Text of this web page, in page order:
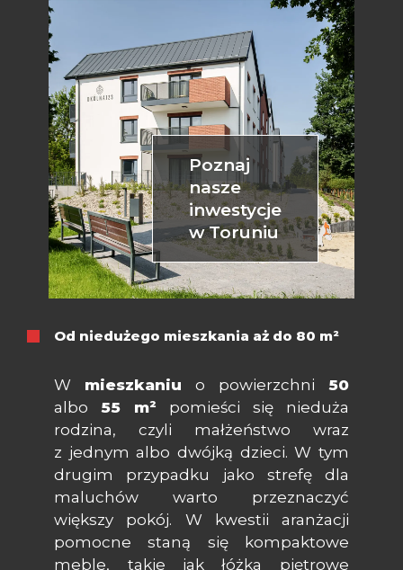
Poznaj
nasze
inwestycje
w Toruniu
Od niedużego mieszkania aż do 80 m²
W mieszkaniu o powierzchni 50
albo55 m² pomieści się nieduża
rodzina, czyli małżeństwo wraz
z jednym albo dwójką dzieci. W tym
drugim przypadku jako strefę dla
maluchów warto przeznaczyć
większy pokój. W kwestii aranżacji
pomocne staną się kompaktowe
meble, takie jak łóżka piętrowe